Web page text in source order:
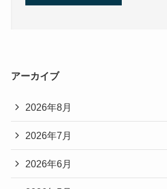
アーカイブ
2026年8月
2026年7月
2026年6月